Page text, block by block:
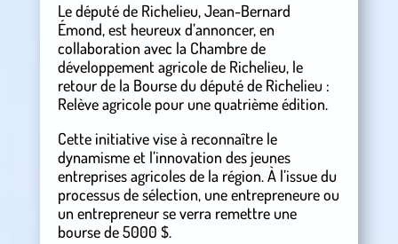
Le député de Richelieu, Jean-Bernard
Émond, est heureux d’annoncer, en
collaboration avec la Chambre de
développement agricole de Richelieu, le
retour de la Bourse du député de Richelieu :
Relève agricole pour une quatrième édition.
Cette initiative vise à reconnaître le
dynamisme et l’innovation des jeunes
entreprises agricoles de la région. À l’issue du
processus de sélection, une entrepreneure ou
un entrepreneur se verra remettre une
bourse de 5000 $.